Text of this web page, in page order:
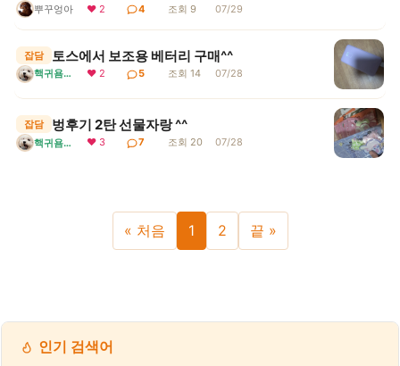
뿌꾸엉아 ❤ 2 4 조회 9 07/29
잡담 토스에서 보조용 베터리 구매^^
핵귀욤서리 ❤ 2 5 조회 14 07/28
잡담 벙후기 2탄 선물자랑 ^^
핵귀욤서리 ❤ 3 7 조회 20 07/28
« 처음 1 2 끝 »
인기 검색어